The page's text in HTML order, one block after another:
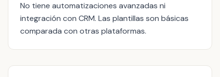
No tiene automatizaciones avanzadas ni
integración con CRM. Las plantillas son básicas
comparada con otras plataformas.